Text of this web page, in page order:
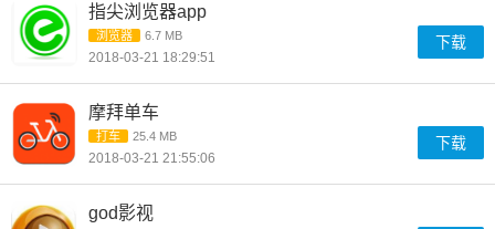
指尖浏览器app
浏览器 6.7 MB
2018-03-21 18:29:51
下载
摩拜单车
打车 25.4 MB
2018-03-21 21:55:06
下载
god影视